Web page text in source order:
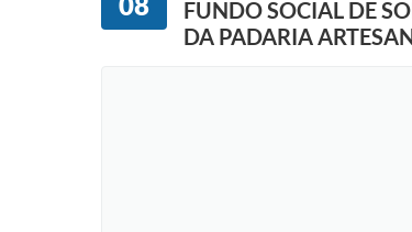
FUNDO SOCIAL DE
DA PADARIA